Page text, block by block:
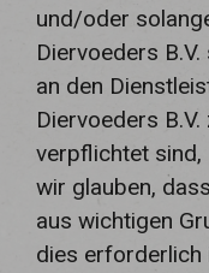
und/oder
Diervoeders
an den
Diervoeders
verpflichtet sind,
wir glauben,
aus wichtigen
dies erforderlich